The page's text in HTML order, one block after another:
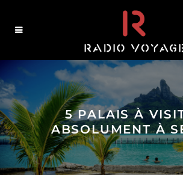
5 PALAIS À
ABSOLUMENT À